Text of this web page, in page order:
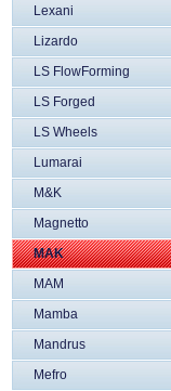
Lexani
Lizardo
LS FlowForming
LS Forged
LS Wheels
Lumarai
M&K
Magnetto
MAK
MAM
Mamba
Mandrus
Mefro